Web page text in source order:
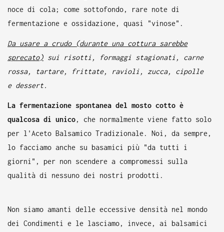
noce di cola; come sottofondo, rare note di
fermentazione e ossidazione, quasi "vinose".
Da usare a crudo (durante una cottura sarebbe
sprecato) sui risotti, formaggi stagionati, carne
rossa, tartare, frittate, ravioli, zucca, cipolle
e dessert.
La fermentazione spontanea del mosto cotto è
qualcosa di unico, che normalmente viene fatto solo
per l'Aceto Balsamico Tradizionale. Noi, da sempre,
lo facciamo anche su basamici più "da tutti i
giorni", per non scendere a compromessi sulla
qualità di nessuno dei nostri prodotti.
Non siamo amanti delle eccessive densità nel mondo
dei Condimenti e le lasciamo, invece, ai balsamici